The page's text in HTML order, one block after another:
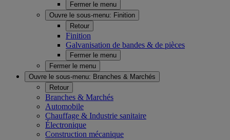
Fermer le menu
Ouvre le sous-menu: Finition
Retour
Finition
Galvanisation de bandes & de pièces
Fermer le menu
Fermer le menu
Ouvre le sous-menu: Branches & Marchés
Retour
Branches & Marchés
Automobile
Chauffage & Industrie sanitaire
Électronique
Construction mécanique